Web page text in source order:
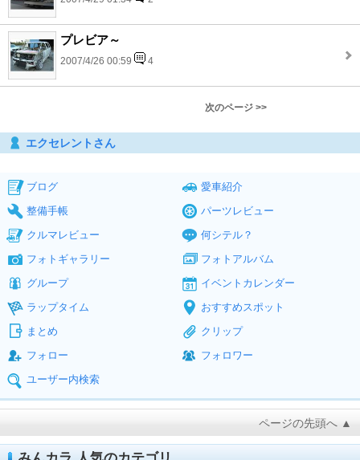
プレビア～
2007/4/26 00:59 4
次のページ >>
エクセレントさん
ブログ
愛車紹介
整備手帳
パーツレビュー
クルマレビュー
何シテル？
フォトギャラリー
フォトアルバム
グループ
イベントカレンダー
ラップタイム
おすすめスポット
まとめ
クリップ
フォロー
フォロワー
ユーザー内検索
ページの先頭へ ▲